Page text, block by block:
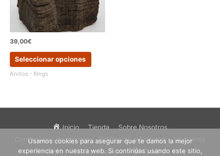
página
de
39,00€
Seleccionar opciones
Este
pueden
elegir
en
Anillos - Rings
Inicio Tienda
Sobre Nosotros
Condiciones de compra
Política de privacidad
Mi cuenta
Contacto
Finalizar compra Carrito Etsy
Usamos cookies para asegurar que te damos la mejor
experiencia en nuestra web. Si continúas usando este sitio,